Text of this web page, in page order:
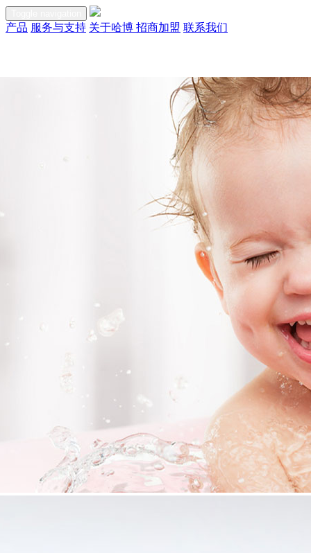
产品 服务与支持 关于哈博 招商加盟 联系我们